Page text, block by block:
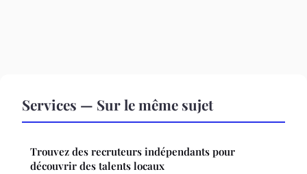
Services — Sur le même sujet
Trouvez des recruteurs indépendants pour
découvrir des talents locaux